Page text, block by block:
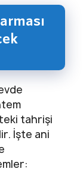
tahrişi
İşte ani